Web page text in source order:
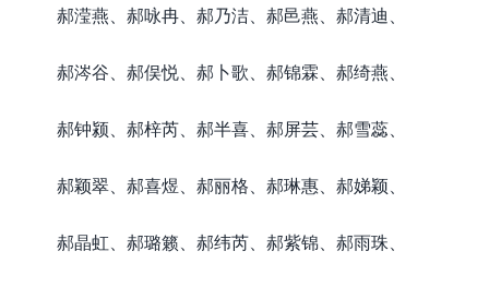
郝滢燕、郝咏冉、郝乃洁、郝邑燕、郝清迪、
郝涔谷、郝俣悦、郝卜歌、郝锦霖、郝绮燕、
郝钟颍、郝梓芮、郝半喜、郝屏芸、郝雪蕊、
郝颖翠、郝喜煜、郝丽格、郝琳惠、郝娣颖、
郝晶虹、郝璐籁、郝纬芮、郝紫锦、郝雨珠、